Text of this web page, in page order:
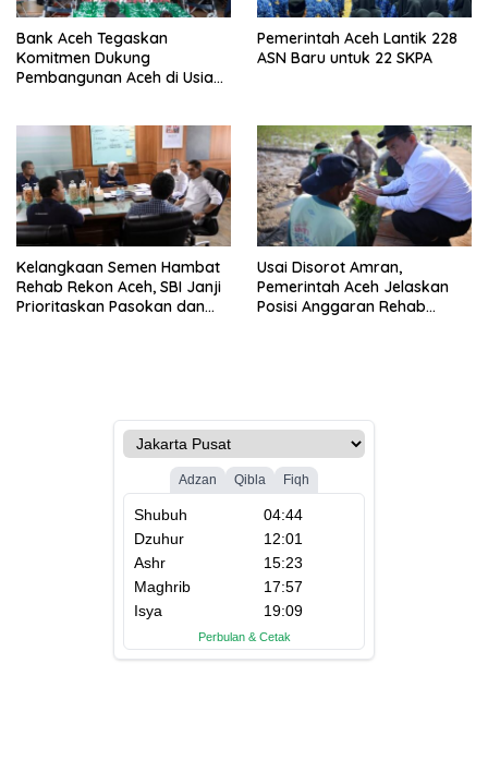
Bank Aceh Tegaskan
Komitmen Dukung
Pembangunan Aceh di Usia
Pemerintah Aceh Lantik 228
ASN Baru untuk 22 SKPA
Kelangkaan Semen Hambat
Rehab Rekon Aceh, SBI Janji
Prioritaskan Pasokan dan
Usai Disorot Amran,
Pemerintah Aceh Jelaskan
Posisi Anggaran Rehab